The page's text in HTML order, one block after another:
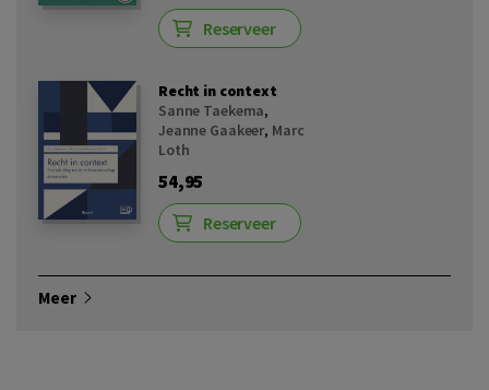
Reserveer
Recht in context
Sanne Taekema,
Jeanne Gaakeer, Marc
Loth
54,95
Reserveer
Meer